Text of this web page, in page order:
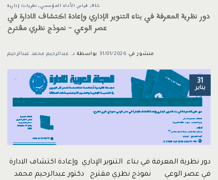
ALL، قياس الأداء المؤسسي، نظريات إدارية
دور نظرية المعرفة في بناء التنوير الإداري وإعادة اكتشاف الادارة في
عصر الوعي – نموذج نظري مقترح
منشور في 31/01/2026 بواسطة د. عبدالرحيم محمد عبدالرحيم
31
يناير
دور نظرية المعرفة في بناء التنوير الإداري وإعادة اكتشاف الادارة
في عصر الوعي نموذج نظري مقترح دكتور عبدالرحيم محمد